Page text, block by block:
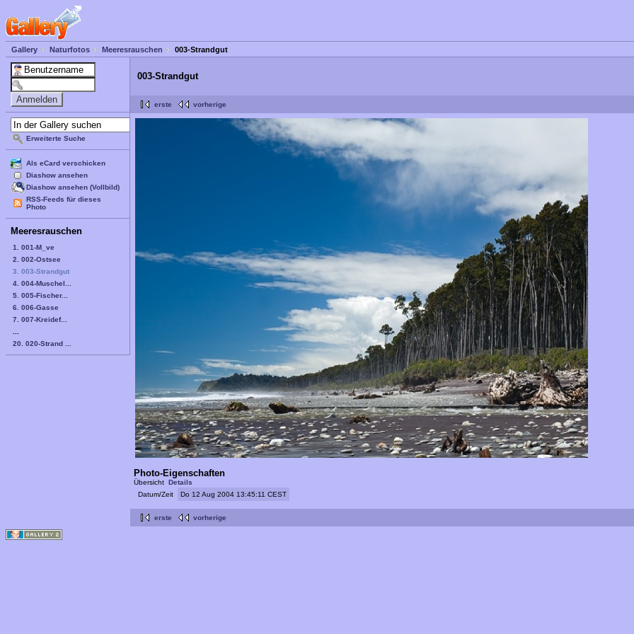
Gallery Naturfotos Meeresrauschen 003-Strandgut
Erweiterte Suche
Als eCard verschicken
Diashow ansehen
Diashow ansehen (Vollbild)
RSS-Feeds für dieses
Photo
Meeresrauschen
1. 001-M_ve
2. 002-Ostsee
3. 003-Strandgut
4. 004-Muschel...
5. 005-Fischer...
6. 006-Gasse
7. 007-Kreidef...
20. 020-Strand ...
003-Strandgut
erste vorherige
Photo-Eigenschaften
Übersicht Details
Datum/Zeit
Do 12 Aug 2004 13:45:11 CEST
erste vorherige